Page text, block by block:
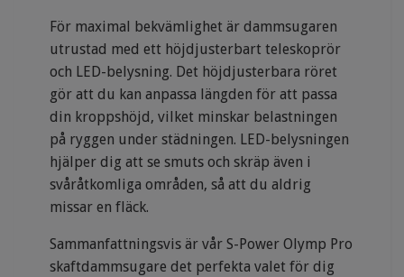
För maximal bekvämlighet är dammsugaren
utrustad med ett höjdjusterbart teleskoprör
och LED-belysning. Det höjdjusterbara röret
gör att du kan anpassa längden för att passa
din kroppshöjd, vilket minskar belastningen
på ryggen under städningen. LED-belysningen
hjälper dig att se smuts och skräp även i
svåråtkomliga områden, så att du aldrig
missar en fläck.
Sammanfattningsvis är vår S-Power Olymp Pro
skaftdammsugare det perfekta valet för dig